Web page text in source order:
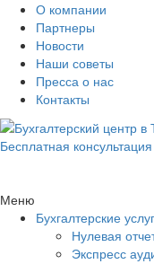
О компании
Партнеры
Новости
Наши советы
Пресса о нас
Контакты
Бесплатная консультация
Меню
Бухгалтерские
Нулевая
Экспресс